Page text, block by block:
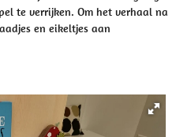
te verrijken. Om het verhaal na
en eikeltjes aan